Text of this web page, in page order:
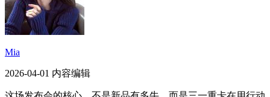
Mia
2026-04-01 内容编辑